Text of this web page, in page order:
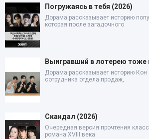
Погружаясь в тебя (2026)
Дорама рассказывает историю
которая после загадочного
Выигравший в лотерею тоже
Дорама рассказывает историю
сотрудника отдела продаж,
Скандал (2026)
Очередная версия прочтения
романа XVIII века